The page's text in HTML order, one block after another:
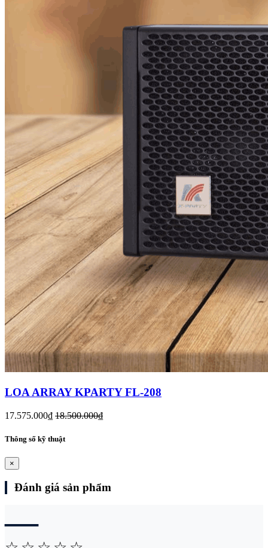
LOA ARRAY KPARTY FL-208
17.575.000₫ 18.500.000₫
Thông số kỹ thuật
×
Đánh giá sản phẩm
―